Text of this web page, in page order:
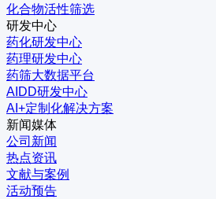
化合物活性筛选
研发中心
药化研发中心
药理研发中心
药筛大数据平台
AIDD研发中心
AI+定制化解决方案
新闻媒体
公司新闻
热点资讯
文献与案例
活动预告